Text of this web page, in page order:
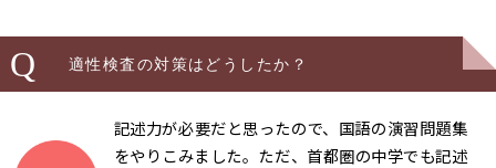
Q 適性検査の対策はどうしたか？
記述力が必要だと思ったので、国語の演習問題集
をやりこみました。ただ、首都圏の中学でも記述